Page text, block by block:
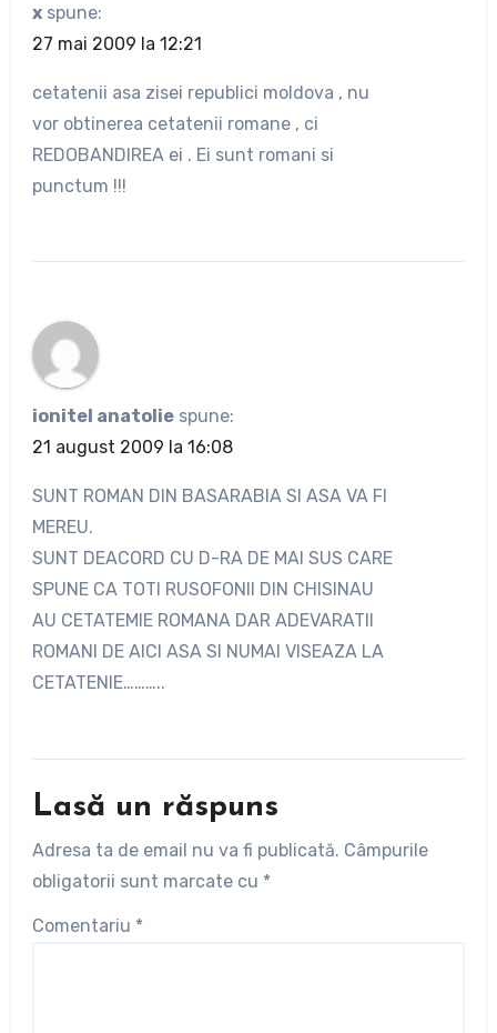
x spune:
27 mai 2009 la 12:21
cetatenii asa zisei republici moldova , nu
vor obtinerea cetatenii romane , ci
REDOBANDIREA ei . Ei sunt romani si
punctum !!!
ionitel anatolie spune:
21 august 2009 la 16:08
SUNT ROMAN DIN BASARABIA SI ASA VA FI
MEREU.
SUNT DEACORD CU D-RA DE MAI SUS CARE
SPUNE CA TOTI RUSOFONII DIN CHISINAU
AU CETATEMIE ROMANA DAR ADEVARATII
ROMANI DE AICI ASA SI NUMAI VISEAZA LA
CETATENIE………..
Lasă un răspuns
Adresa ta de email nu va fi publicată. Câmpurile
obligatorii sunt marcate cu *
Comentariu *